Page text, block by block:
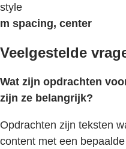
style
m spacing, center
Veelgestelde
Wat zijn opdrachten
zijn ze belangrijk?
Opdrachten zijn teksten
content met een